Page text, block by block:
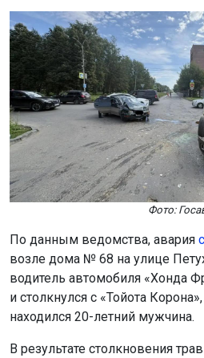
Фото:
По данным ведомства, авария
возле дома № 68 на улице
водитель автомобиля «Хонда
и столкнулся с «Тойота
находился 20-летний мужчина.
В результате столкновения